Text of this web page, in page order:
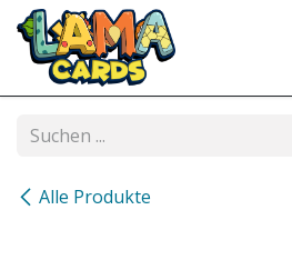
Zum Inhalt springen
Alle Produkte